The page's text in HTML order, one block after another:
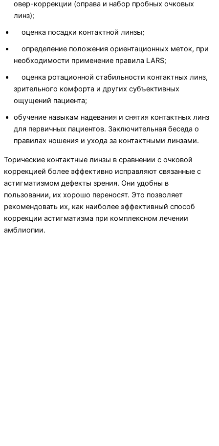
овер-коррекции (оправа и набор пробных очковых
линз);
оценка посадки контактной линзы;
определение положения ориентационных меток, при
необ­ходимости применение правила LARS;
оценка ротационной стабильности контактных линз,
зрительного ком­форта и других субъективных
ощущений пациента;
обучение навыкам надевания и снятия контактных линз
для первичных пациентов. Заключительная беседа о
правилах ношения и ухода за контактными линзами.
Торические контактные линзы в сравнении с очковой
коррекцией более эффективно исправляют связанные с
астигматизмом де­фекты зрения. Они удобны в
пользовании, их хорошо переносят. Это позволяет
рекомендовать их, как наиболее эффективный способ
коррекции астигматизма при комплексном лечении
амблиопии.